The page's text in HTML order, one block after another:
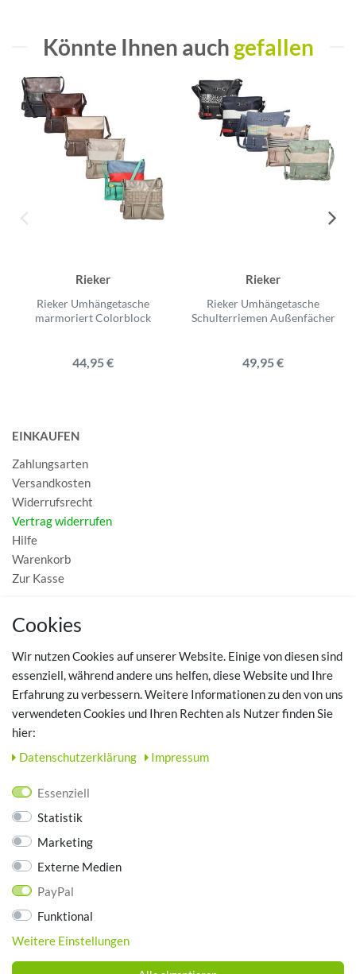
Könnte Ihnen auch gefallen
Rieker
Rieker Umhängetasche
marmoriert Colorblock
44,95 €
Rieker
Rieker Umhängetasche
Schulterriemen Außenfächer
49,95 €
EINKAUFEN
Zahlungsarten
Versandkosten
Widerrufsrecht
Vertrag widerrufen
Hilfe
Warenkorb
Zur Kasse
MEIN KONTO
TOP SCHUHTHEMEN
Hausschuhe - Bequeme Schuhe für zuhause
Datenschutz
AGB
Impressum
ZAHLUNGSARTEN
Cookies
Wir nutzen Cookies auf unserer Website. Einige von diesen sind
essenziell, während andere uns helfen, diese Website und Ihre
Erfahrung zu verbessern. Weitere Informationen zu den von uns
verwendeten Cookies und Ihren Rechten als Nutzer finden Sie
hier:
Daten­schutz­erklärung
Impressum
Essenziell
Statistik
Marketing
Externe Medien
PayPal
Funktional
Weitere Einstellungen